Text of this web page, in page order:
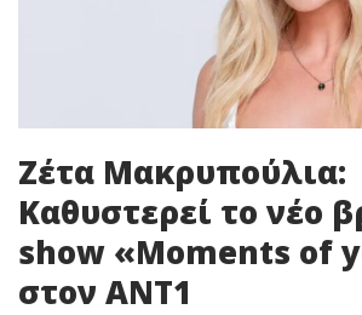
Ζέτα Μακρυπούλια:
Καθυστερεί το νέο
show «Moments of
στον ΑΝΤ1